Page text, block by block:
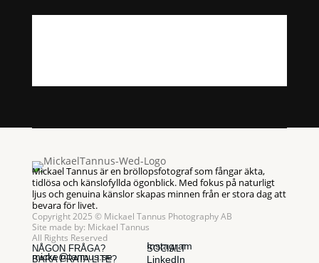
Mickael Tannus är en bröllopsfotograf som fångar äkta,
tidlösa och känslofyllda ögonblick. Med fokus på naturligt
ljus och genuina känslor skapas minnen från er stora dag att
bevara för livet.
Copyright 2025 © Mickael Tannus Photography AB
Site made by: Mickael Tannus
All Rights Reserved
NÅGON FRÅGA?
BARA PRATA LITE?
micke@tannus.se
SOCIALT
Instagram
LinkedIn